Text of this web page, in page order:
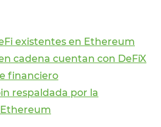
existentes en Ethereum
cadena cuentan con DeFiX
financiero
respaldada por la